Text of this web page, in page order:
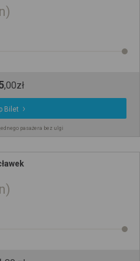
,00zł
Bilet
pasażera bez ulgi